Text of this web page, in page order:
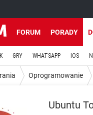
FORUM PORADY
GRY WHATSAPP IOS
Oprogramowanie
Ubuntu